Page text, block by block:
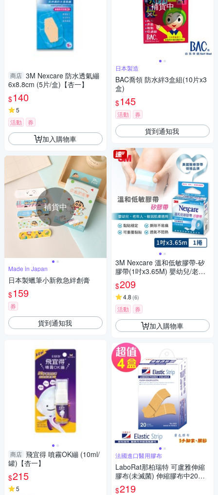
商店 3M Nexcare 防水透氣繃
6x8.8cm (5片/盒)【杏一】
$140
5
活動
券
加入購物車
補貨中
Made in Japan
日本製蠟筆小新救急絆創膏
$159
券
貨到通知我
商店 飛宜得 噴霧OK繃 (10ml/
罐)【杏一】
$215
5
補貨中
日本製造
BAC喬領 防水絆3盒組(10片x3
盒)
$145
活動 券
貨到通知我
3M Nexcare 溫和低敏膠帶-矽
膠帶(1吋x3.65M) 嬰幼兒/老年
人/敏弱肌膚適用
$209
4.8 (6)
活動 券
加入購物車
法國進口醫用膠布
LaboRat那柏瑞特 可盧雅伸縮
膠布(未滅菌) 伸縮膠布中20片
(2x6cm)(4盒組)
$219